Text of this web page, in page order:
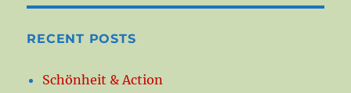
RECENT POSTS
Schönheit & Action